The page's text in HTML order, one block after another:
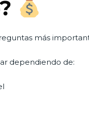
más
dependiendo de: